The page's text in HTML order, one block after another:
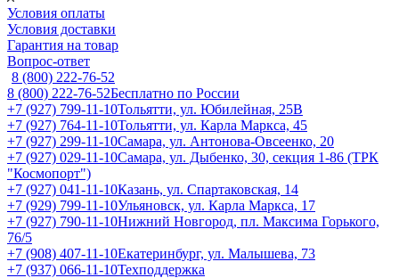
Условия оплаты
Условия доставки
Гарантия на товар
Вопрос-ответ
8 (800) 222-76-52
8 (800) 222-76-52Бесплатно по России
+7 (927) 799-11-10Тольятти, ул. Юбилейная, 25В
+7 (927) 764-11-10Тольятти, ул. Карла Маркса, 45
+7 (927) 299-11-10Самара, ул. Антонова-Овсеенко, 20
+7 (927) 029-11-10Самара, ул. Дыбенко, 30, секция 1-86 (ТРК
"Космопорт")
+7 (927) 041-11-10Казань, ул. Спартаковская, 14
+7 (929) 799-11-10Ульяновск, ул. Карла Маркса, 17
+7 (927) 790-11-10Нижний Новгород, пл. Максима Горького,
76/5
+7 (908) 407-11-10Екатеринбург, ул. Малышева, 73
+7 (937) 066-11-10Техподдержка